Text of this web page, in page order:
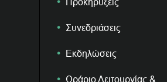
Συνεδριάσεις
Εκδηλώσεις
Ωράριο Λειτουργίας &